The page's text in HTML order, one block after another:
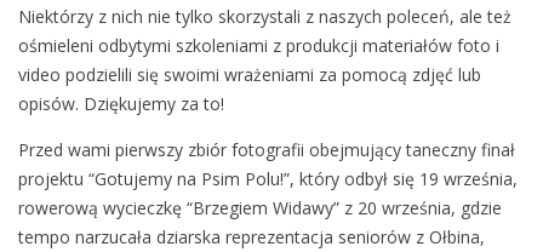
Niektórzy z nich nie tylko skorzystali z naszych poleceń, ale też
ośmieleni odbytymi szkoleniami z produkcji materiałów foto i
video podzielili się swoimi wrażeniami za pomocą zdjęć lub
opisów. Dziękujemy za to!
Przed wami pierwszy zbiór fotografii obejmujący taneczny finał
projektu “Gotujemy na Psim Polu!”, który odbył się 19 września,
rowerową wycieczkę “Brzegiem Widawy” z 20 września, gdzie
tempo narzucała dziarska reprezentacja seniorów z Ołbina,